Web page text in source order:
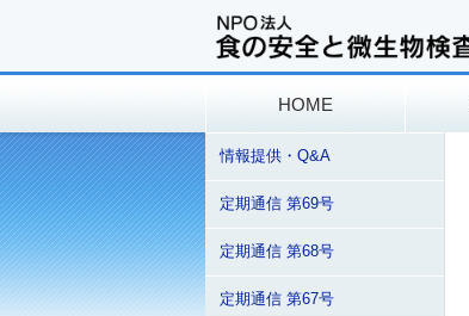
HOME
情報提供・Q&A
定期通信 第69号
定期通信 第68号
定期通信 第67号